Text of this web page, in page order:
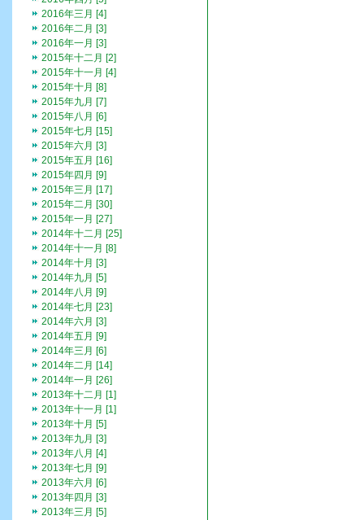
2016年三月 [4]
2016年二月 [3]
2016年一月 [3]
2015年十二月 [2]
2015年十一月 [4]
2015年十月 [8]
2015年九月 [7]
2015年八月 [6]
2015年七月 [15]
2015年六月 [3]
2015年五月 [16]
2015年四月 [9]
2015年三月 [17]
2015年二月 [30]
2015年一月 [27]
2014年十二月 [25]
2014年十一月 [8]
2014年十月 [3]
2014年九月 [5]
2014年八月 [9]
2014年七月 [23]
2014年六月 [3]
2014年五月 [9]
2014年三月 [6]
2014年二月 [14]
2014年一月 [26]
2013年十二月 [1]
2013年十一月 [1]
2013年十月 [5]
2013年九月 [3]
2013年八月 [4]
2013年七月 [9]
2013年六月 [6]
2013年四月 [3]
2013年三月 [5]